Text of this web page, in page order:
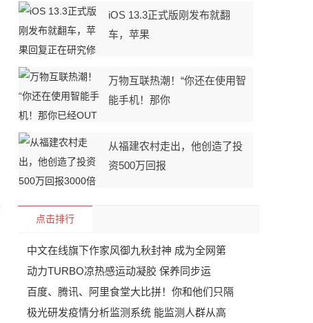
iOS 13.3正式版刚发布就翻
车，苹果
万物互联热潮！“你还在使用智
能手机！那你
从福建农村走出，他创造了投
资500万回报
点击排行
中文在线旗下作家风御九秋封神 成为全网第
动力TURBO凉热感运动凝胶 保养同步运
百度、腾讯、阿里食堂大比拼！你和他们只隔
极光研发疫情分析监测系统 能监测人群从高